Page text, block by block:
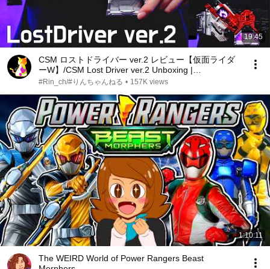
19:45
CSM ロストドライバー ver.2 レビュー【仮面ライダ
ーW】/CSM Lost Driver ver.2 Unboxing |
KamenRiderW
#Rin_ch/#りんちゃんねる • 157K views
1:10:11
The WEIRD World of Power Rangers Beast